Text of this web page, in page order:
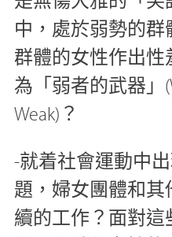
中，處於弱勢的
群體的女性作出性
為「弱者的武器」
Weak)？
-就着社會運動中
題，婦女團體和其
續的工作？面對這